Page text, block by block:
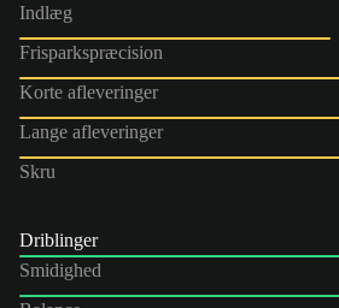
Indlæg
Frisparkspræcision
Korte afleveringer
Lange afleveringer
Skru
Driblinger
Smidighed